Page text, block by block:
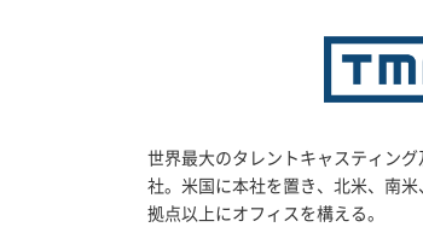
世界最大のタレントキャスティン
社。米国に本社を置き、北米、南
拠点以上にオフィスを構える。